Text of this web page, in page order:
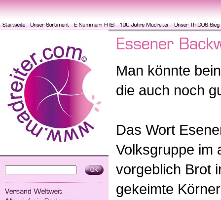
Man könnte
die auch noch
Das Wort
Volksgruppe im
vorgeblich Brot
gekeimte